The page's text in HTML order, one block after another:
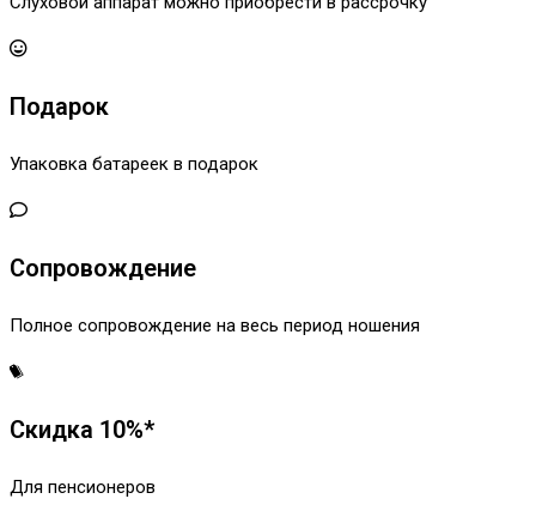
Подарок
Упаковка батареек в подарок
Сопровождение
Полное сопровождение на весь период ношения
Скидка 10%*
Для пенсионеров